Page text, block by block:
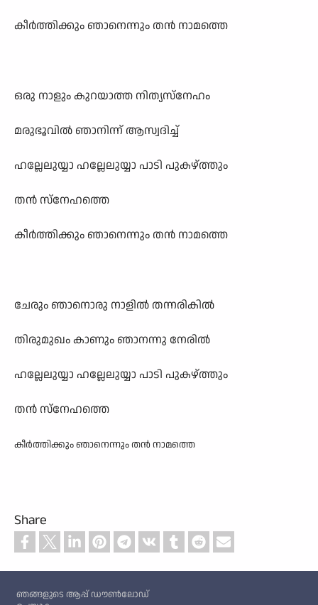
കീർത്തിക്കും ഞാനെന്നും തൻ നാമത്തെ
ഒരു നാളും കുറയാത്ത നിത്യസ്നേഹം
മരുഭൂവിൽ ഞാനിന്ന് ആസ്വദിച്ച്
ഹല്ലേലുയ്യാ ഹല്ലേലുയ്യാ പാടി പുകഴ്ത്തും
തൻ സ്നേഹത്തെ
കീർത്തിക്കും ഞാനെന്നും തൻ നാമത്തെ
ചേരും ഞാനൊരു നാളിൽ തന്നരികിൽ
തിരുമുഖം കാണും ഞാനന്നു നേരിൽ
ഹല്ലേലുയ്യാ ഹല്ലേലുയ്യാ പാടി പുകഴ്ത്തും
തൻ സ്നേഹത്തെ
കീർത്തിക്കും ഞാനെന്നും തൻ നാമത്തെ
Share
ഞങ്ങളുടെ ആപ്പ് ഡൗൺലോഡ്